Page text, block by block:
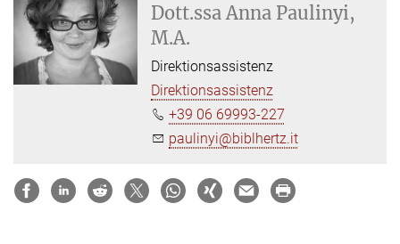
Dott.ssa Anna Paulinyi,
M.A.
Direktionsassistenz
Direktionsassistenz
+39 06 69993-227
paulinyi@biblhertz.it